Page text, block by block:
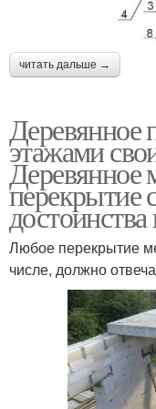
читать дальше →
Деревянное
этажами
Деревянное
перекрытие
Любое перекрытие
числе, должно